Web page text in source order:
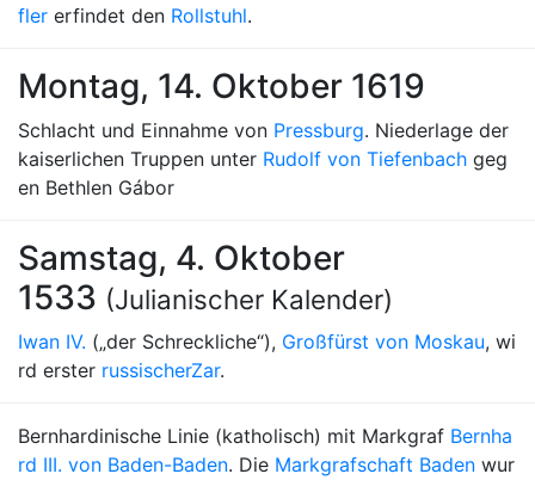
fler erfindet den Rollstuhl.
Montag, 14. Oktober 1619
Schlacht und Einnahme von Pressburg. Niederlage der
kaiserlichen Truppen unter Rudolf von Tiefenbach geg
en Bethlen Gábor
Samstag, 4. Oktober
1533 (Julianischer Kalender)
Iwan IV. („der Schreckliche“), Großfürst von Moskau, wi
rd erster russischerZar.
Bernhardinische Linie (katholisch) mit Markgraf Bernha
rd III. von Baden-Baden. Die Markgrafschaft Baden wur